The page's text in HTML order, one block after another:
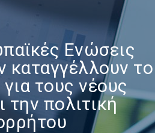
Ενώσεις
το
τους νέους
την πολιτική